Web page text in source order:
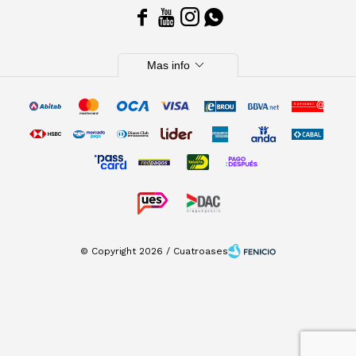
   
Mas info expand_more
© Copyright 2026 / Cuatroases